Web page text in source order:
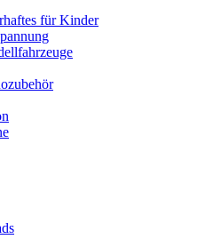
für Kinder